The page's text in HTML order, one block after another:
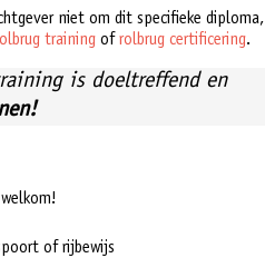
niet om dit specifieke diploma,
training ofrolbrug certificering.
is doeltreffend en
of rijbewijs